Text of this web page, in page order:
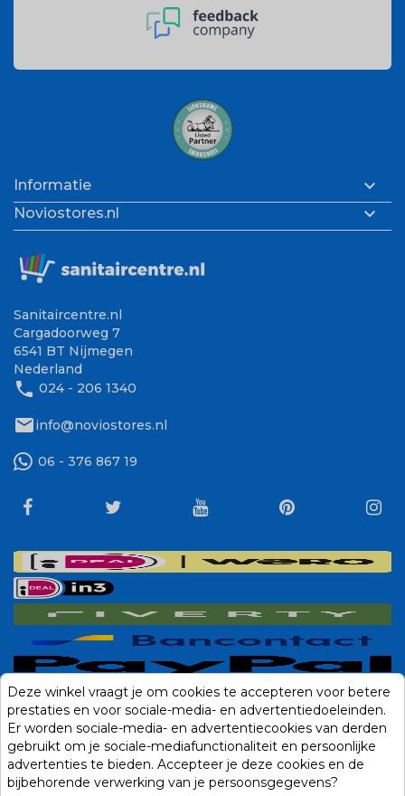
Informatie 
Noviostores.nl 
Sanitaircentre.nl
Cargadoorweg 7
6541 BT Nijmegen
Nederland
phone 024 - 206 1340
mailinfo@noviostores.nl
06 - 376 867 19
Deze winkel vraagt je om cookies te accepteren voor betere
prestaties en voor sociale-media- en advertentiedoeleinden.
Er worden sociale-media- en advertentiecookies van derden
gebruikt om je sociale-mediafunctionaliteit en persoonlijke
advertenties te bieden. Accepteer je deze cookies en de
bijbehorende verwerking van je persoonsgegevens?